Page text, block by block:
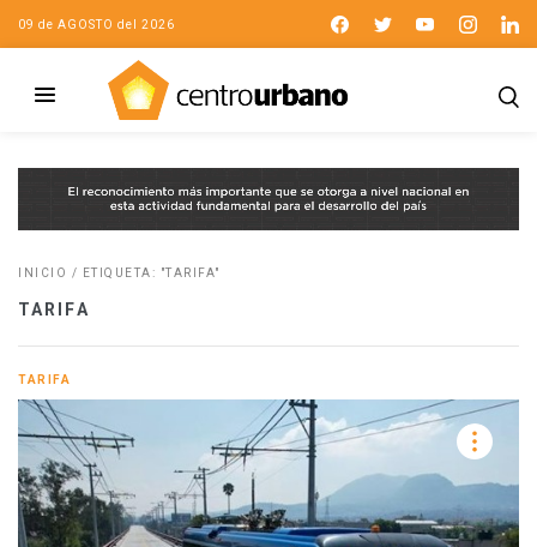
09 de AGOSTO del 2026
INICIO / ETIQUETA: "TARIFA"
TARIFA
TARIFA